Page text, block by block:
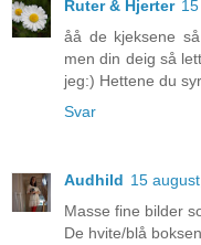
Ruter & Hjerter
åå de kjeksene
men din deig så
jeg:) Hettene du
Svar
Audhild 15
Masse fine bilder
De hvite/blå